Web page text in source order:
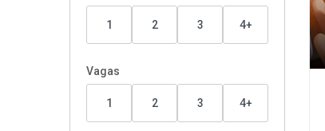
1 2 3 4+
Vagas
1 2 3 4+